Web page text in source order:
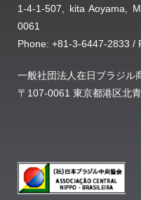
1-4-1-507, kita Aoyama,
0061
Phone: +81-3-6447-2833 /
一般社団法人在日ブラジル
〒107-0061 東京都港区北